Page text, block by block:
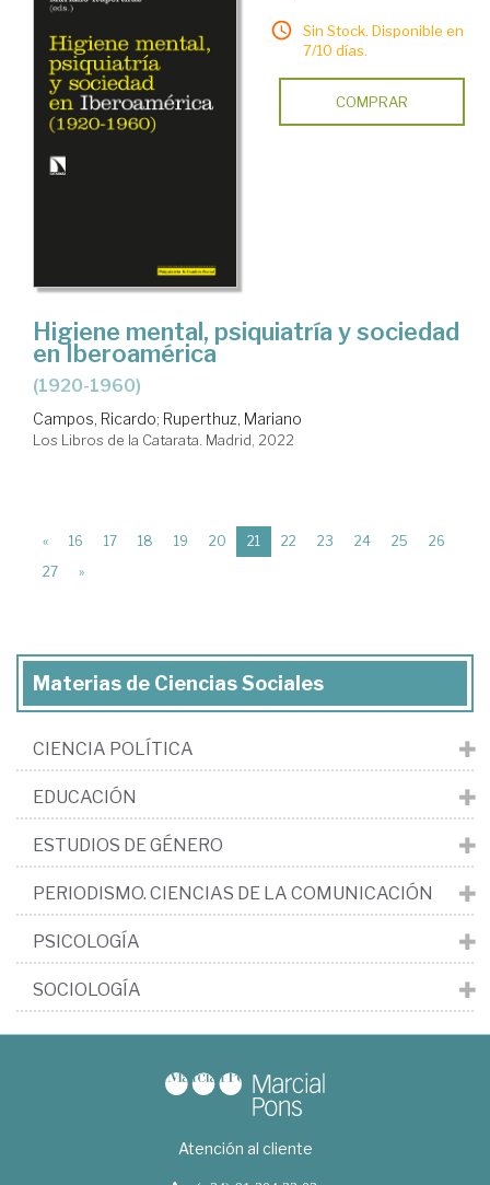
Sin Stock. Disponible en
7/10 días.
COMPRAR
Higiene mental, psiquiatría y sociedad
en Iberoamérica
(1920-1960)
Campos, Ricardo; Ruperthuz, Mariano
Los Libros de la Catarata. Madrid, 2022
« 16 17 18 19 20 21 (current)
22 23 24 25
26
27
»
Materias de Ciencias Sociales
CIENCIA POLÍTICA
EDUCACIÓN
ESTUDIOS DE GÉNERO
PERIODISMO. CIENCIAS DE LA COMUNICACIÓN
PSICOLOGÍA
SOCIOLOGÍA
Atención al cliente